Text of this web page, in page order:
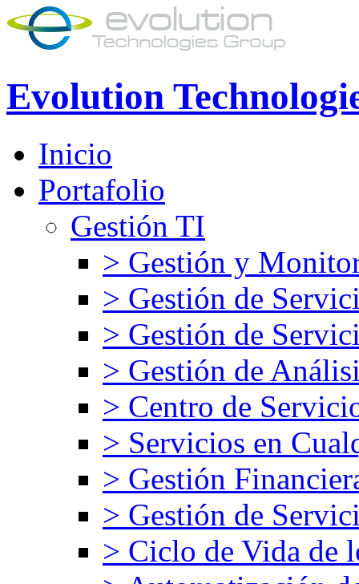
Evolution
Inicio
Portafolio
Gestión TI
> Gestión y
> Gestión de
> Gestión de
> Gestión de
> Centro de
> Servicios en
> Gestión
> Gestión de
> Ciclo de Vida de